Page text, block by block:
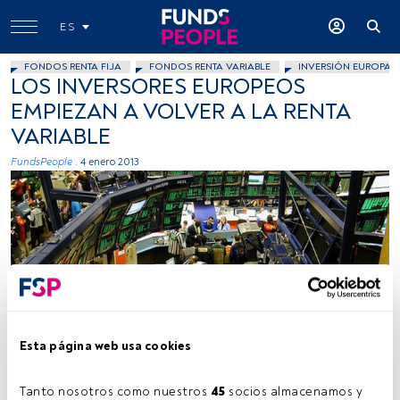
Esta página web usa cookies
Tanto nosotros como nuestros 45 socios almacenamos y
ES
FONDOS RENTA FIJA FONDOS RENTA VARIABLE INVERSIÓN EUROPA
LOS INVERSORES EUROPEOS
EMPIEZAN A VOLVER A LA RENTA
VARIABLE
FundsPeople . 4 enero 2013
Tiempo lectura:4 min.